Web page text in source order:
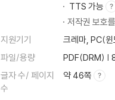
TTS 가능
저작권 보호
지원기기
크레마, PC(
파일/용량
PDF(DRM) |
글자 수/ 페이지
수
약 46쪽